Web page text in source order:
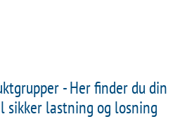
- Her finder du din
lastning og losning